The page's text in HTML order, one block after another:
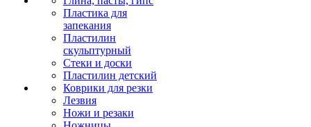
Пластика для
запекания
Пластилин
скульптурный
Стеки и доски
Пластилин детский
Коврики для резки
Лезвия
Ножи и резаки